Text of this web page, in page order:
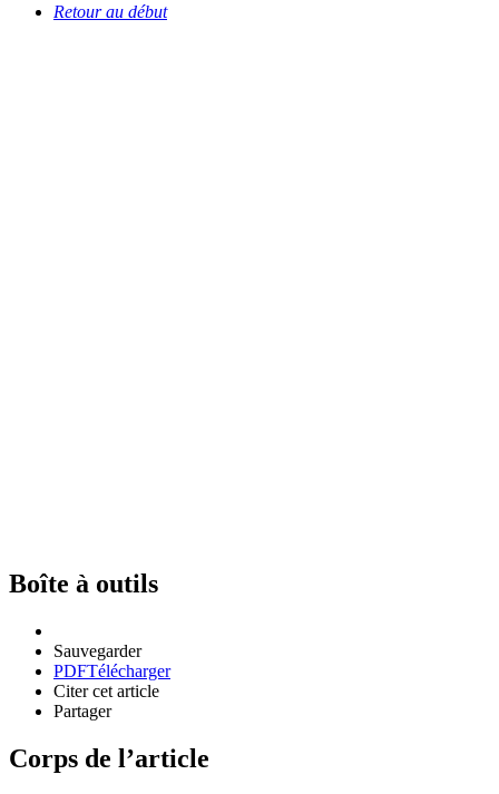
Retour au début
Boîte à outils
Sauvegarder
PDFTélécharger
Citer cet article
Partager
Corps de l’article